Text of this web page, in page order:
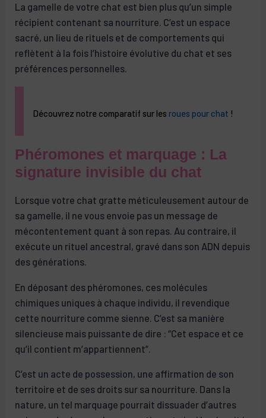
La gamelle de votre chat est bien plus qu’un simple
récipient contenant sa nourriture. C’est un espace
sacré, un lieu de rituels et de comportements qui
reflètent à la fois l’histoire évolutive du chat et ses
préférences personnelles.
Découvrez notre comparatif sur lesroues pour chat !
Phéromones et marquage : La
signature invisible du chat
Lorsque votre chat gratte méticuleusement autour de
sa gamelle, il ne vous envoie pas un message de
mécontentement quant à son repas. Au contraire, il
exécute un rituel ancestral, gravé dans son ADN depuis
des générations.
En déposant des phéromones, ces molécules
chimiques uniques à chaque individu, il revendique
cette nourriture comme sienne. C’est sa manière
silencieuse mais puissante de dire : “Cet espace et ce
qu’il contient m’appartiennent”.
C’est un acte de possession, une affirmation de son
territoire et de ses droits sur sa nourriture. Dans la
nature, un tel marquage pourrait dissuader d’autres